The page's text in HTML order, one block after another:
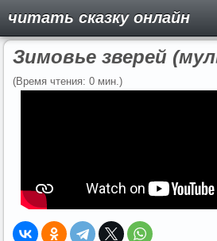
читать сказку онлайн
Зимовье зверей
(Время чтения: 0 мин.)